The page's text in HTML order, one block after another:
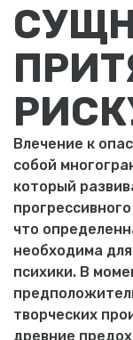
Влечение к
собой
который
что
необходима
психики. В
творческих
древние